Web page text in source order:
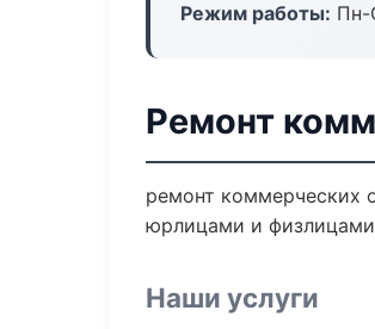
Режим работы: Пн-
Ремонт
ремонт коммерческих
юрлицами и
Наши услуги